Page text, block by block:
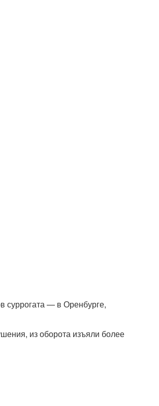
суррогата — в Оренбурге,
из оборота изъяли более